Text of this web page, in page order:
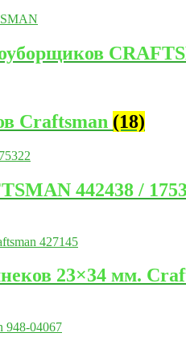
Craftsman (18)
442438 /
23×34 мм.